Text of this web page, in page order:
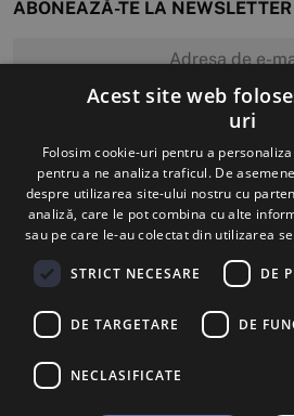
ABONEAZĂ-TE LA NEWSLETTER
MĂ ABONEZ
Acest site web
uri
Folosim cookie-uri pentru a
pentru a ne analiza traficul. De
despre utilizarea site-ului nostru cu
analiză, care le pot combina cu alte
sau pe care le-au colectat din utilizarea
STRICT NECESARE DE
DE TARGETARE DE
NECLASIFICATE